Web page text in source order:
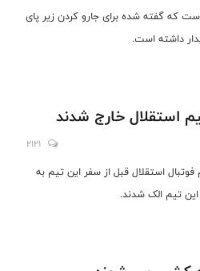
که گفته شده برای جارو کردن زیر پای
داشته است.
استقلال خارج شدند
2121
استقلال قبل از سفر این تیم به
تیم الک شدند.